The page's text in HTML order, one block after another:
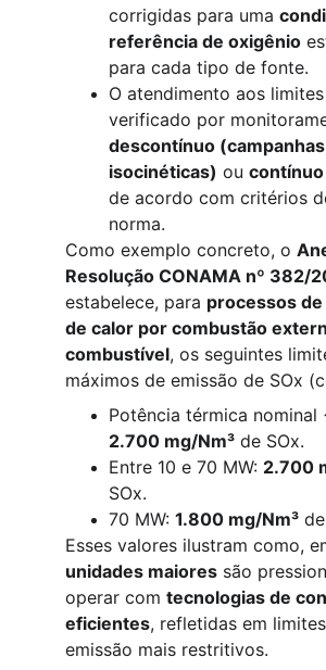
corrigidas para uma
referência de oxigênio
para cada tipo de fonte.
O atendimento aos
verificado por
descontínuo (campanhas
isocinéticas) ou contínuo
de acordo com critérios
norma.
Como exemplo concreto, o
Resolução CONAMA nº 382/
estabelece, para processos
de calor por combustão
combustível, os seguintes
máximos de emissão de SOx
Potência térmica nominal
2.700 mg/Nm³ de SOx.
Entre 10 e 70 MW: 2.700
SOx.
70 MW: 1.800 mg/Nm³
Esses valores ilustram como,
unidades maiores são
operar com tecnologias de
eficientes, refletidas em
emissão mais restritivos.